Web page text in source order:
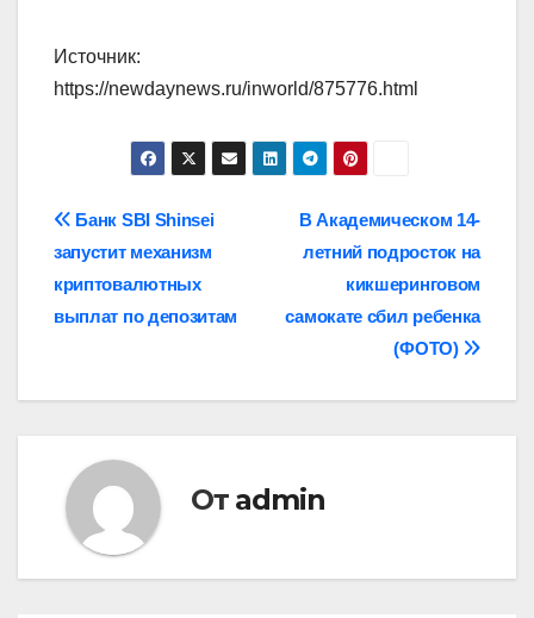
Источник:
https://newdaynews.ru/inworld/875776.html
Навигация
по
записям
В Академическом 14-
летний подросток на
кикшеринговом
самокате сбил ребенка
(ФОТО)
Банк SBI Shinsei
запустит механизм
криптовалютных
выплат по депозитам
От admin